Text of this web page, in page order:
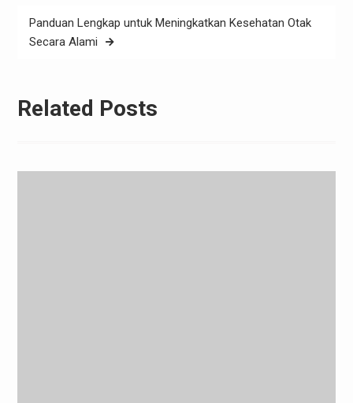
Panduan Lengkap untuk Meningkatkan Kesehatan Otak
Secara Alami
Related Posts